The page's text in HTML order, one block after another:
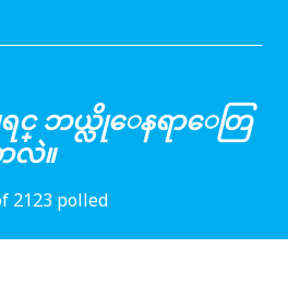
င္ ဘယ္လိုေနရာေတြ
လဲ။
2123 polled